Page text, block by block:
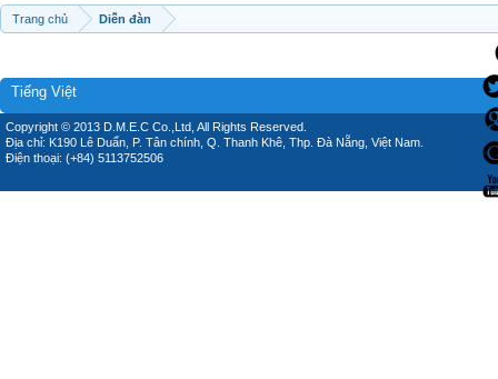
Trang chủ Diễn đàn
Tiếng Việt
Copyright © 2013 D.M.E.C Co.,Ltd, All Rights Reserved.
Địa chỉ: K190 Lê Duẩn, P. Tân chính, Q. Thanh Khê, Thp. Đà Nẵng, Việt Nam.
Điện thoại: (+84) 5113752506